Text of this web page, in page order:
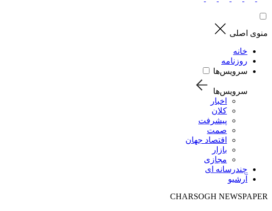
منوی اصلی
خانه
روزنامه
سرویس‌ها
سرویس‌ها
اخبار
کلان
پیشرفت
صمت
اقتصاد جهان
بازار
مجازی
چندرسانه ای
آرشیو
CHARSOGH NEWSPAPER